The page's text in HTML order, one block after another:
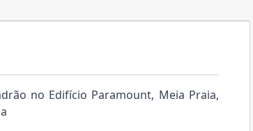
no Edifício Paramount, Meia Praia,